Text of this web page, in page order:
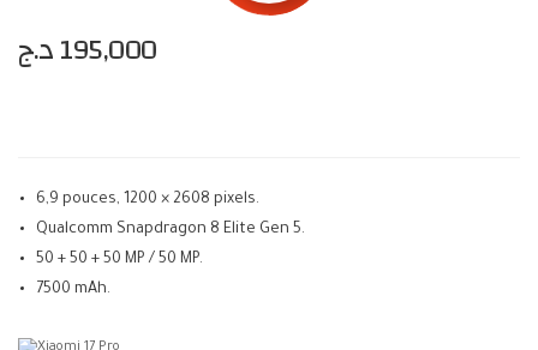
195,000د.ج
6,9 pouces, 1200 × 2608 pixels.
Qualcomm Snapdragon 8 Elite Gen 5.
50 + 50 + 50 MP / 50 MP.
7500 mAh.